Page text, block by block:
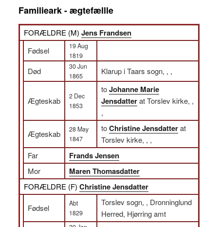
Familieark - ægtefællle
FORÆLDRE (M) Jens Frandsen
Fødsel
19 Aug
1819
Død
30 Jun
1865
Klarup i Taars sogn, , ,
Ægteskab
2 Dec
1853
toJohanne Marie
Jensdatterat Torslev kirke, ,
,
Ægteskab
28 May
1847
toChristine Jensdatterat
Torslev kirke, , ,
Far
Frands Jensen
Mor Maren Thomasdatter
FORÆLDRE (F) Christine Jensdatter
Fødsel
Abt
1829
Torslev sogn, , Dronninglund
Herred, Hjørring amt